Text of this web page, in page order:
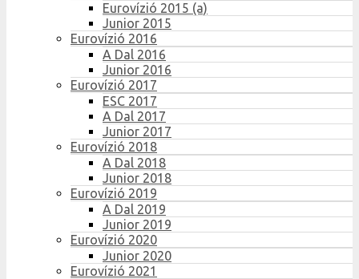
Eurovízió 2015 (a)
Junior 2015
Eurovízió 2016
A Dal 2016
Junior 2016
Eurovízió 2017
ESC 2017
A Dal 2017
Junior 2017
Eurovízió 2018
A Dal 2018
Junior 2018
Eurovízió 2019
A Dal 2019
Junior 2019
Eurovízió 2020
Junior 2020
Eurovízió 2021